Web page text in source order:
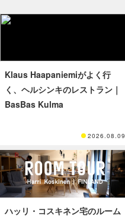
Klaus Haapaniemiがよく行
く、ヘルシンキのレストラン｜
BasBas Kulma
2026.08.09
ハッリ・コスキネン宅のルーム